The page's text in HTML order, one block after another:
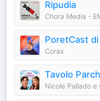
Ripudia
Chora Media -
PoretCast
Corax
Tavolo
Nicole Pallado e